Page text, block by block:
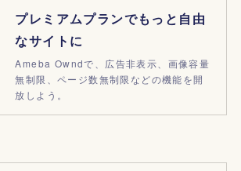
プレミアムプランでもっと自由
なサイトに
Ameba Owndで、広告非表示、画像容量
無制限、ページ数無制限などの機能を開
放しよう。